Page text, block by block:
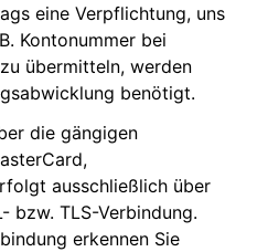
eine Verpflichtung, uns
Kontonummer bei
übermitteln, werden
benötigt.
die gängigen
ausschließlich über
bzw. TLS-Verbindung.
erkennen Sie